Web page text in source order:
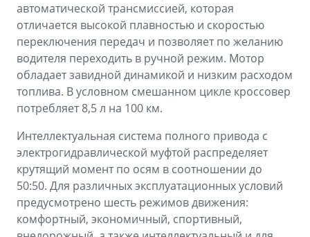
PREFACE
от 3 079 990 ₽*
GEELY EX5
от 3 769 990 ₽*
Расчет КАСКО
Страхование
GEELY Лизинг
Гарантия Geely
Сервисная книжка
Вопросы и ответы
автоматической трансмиссией, которая
отличается высокой плавностью и скоростью
переключения передач и позволяет по желанию
водителя переходить в ручной режим. Мотор
обладает завидной динамикой и низким расходом
топлива. В условном смешанном цикле кроссовер
потребляет 8,5 л на 100 км.
Интеллектуальная система полного привода с
электрогидравлической муфтой распределяет
крутящий момент по осям в соотношении до
50:50. Для различных эксплуатационных условий
предусмотрено шесть режимов движения:
комфортный, экономичный, спортивный,